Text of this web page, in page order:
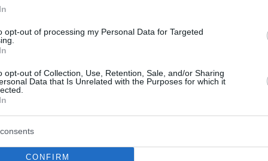
opt-out of processing my Personal Data for Targeted
opt-out of Collection, Use, Retention, Sale, and/or Sharing
Data that Is Unrelated with the Purposes for which it
CONFIRM
Festival έρχεται σε
μετάδοση στο MEGA
γιορτή του καλοκαιριού θα πραγματοποιηθεί
Ιουνίου στο ΟΑΚΑ